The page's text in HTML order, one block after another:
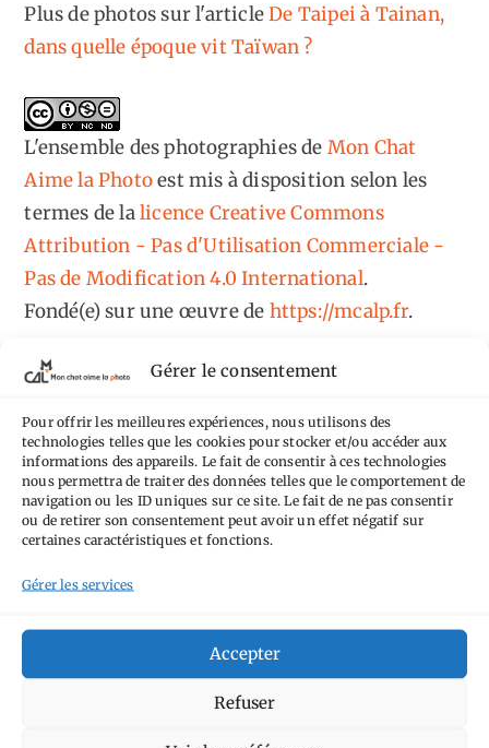
Gérer le consentement
Pour offrir les meilleures expériences, nous utilisons des
technologies telles que les cookies pour stocker et/ou accéder aux
informations des appareils. Le fait de consentir à ces technologies
nous permettra de traiter des données telles que le comportement de
navigation ou les ID uniques sur ce site. Le fait de ne pas consentir
ou de retirer son consentement peut avoir un effet négatif sur
certaines caractéristiques et fonctions.
Gérer les services
Accepter
Refuser
Plus de photos sur l'articleDe Taipei à Tainan,
dans quelle époque vit Taïwan ?
L'ensemble des photographiesde Mon Chat
Aime la Photoest mis à disposition selon les
termes de lalicence Creative Commons
Attribution - Pas d'Utilisation Commerciale -
Pas de Modification 4.0 International.
Fondé(e) sur une œuvre de https://mcalp.fr.
Tags
Ailleurs Aimez-vous bordelAllemagne Andorre
Anti tourisme
perchéCircuit
Academy JaponJournées
du patrimoineLa DéfenseNormandieNorvège
Olympus OM-D E-M5